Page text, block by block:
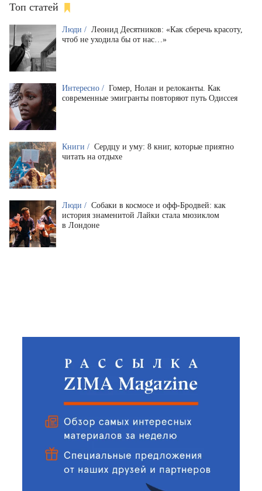
Топ статей
Люди / Леонид Десятников: «Как сберечь красоту,
чтоб не уходила бы от нас…»
Интересно / Гомер, Нолан и релоканты. Как
современные эмигранты повторяют путь Одиссея
Книги / Сердцу и уму: 8 книг, которые приятно
читать на отдыхе
Люди / Собаки в космосе и офф-Бродвей: как
история знаменитой Лайки стала мюзиклом
в Лондоне